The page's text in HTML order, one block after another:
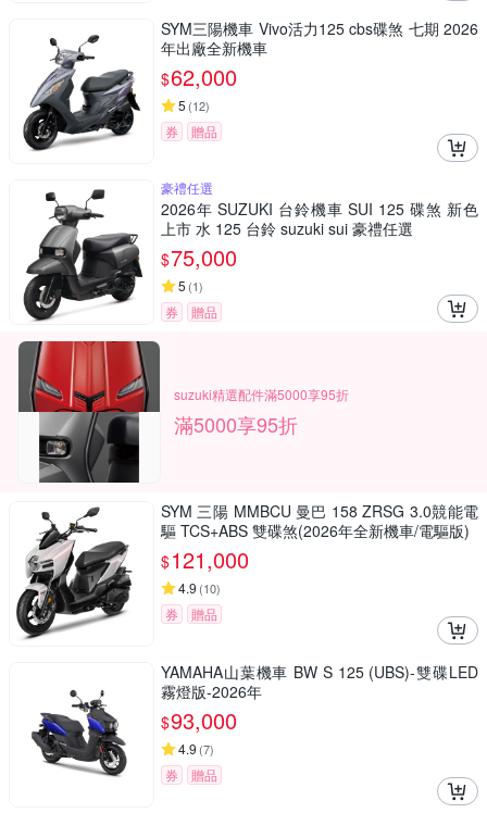
SYM三陽機車 Vivo活力125 cbs碟煞 七期 2026
年出廠全新機車
$62,000
5 (12)
券 贈品
豪禮任選
2026年 SUZUKI 台鈴機車 SUI 125 碟煞 新色
上市 水 125 台鈴 suzuki sui 豪禮任選
$75,000
5 (1)
券 贈品
suzuki精選配件滿5000享95折
滿5000享95折
SYM 三陽 MMBCU 曼巴 158 ZRSG 3.0競能電
驅 TCS+ABS 雙碟煞(2026年全新機車/電驅版)
$121,000
4.9 (10)
券 贈品
YAMAHA山葉機車 BW S 125 (UBS)-雙碟LED
霧燈版-2026年
$93,000
4.9 (7)
券 贈品